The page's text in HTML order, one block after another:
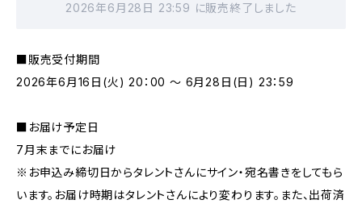
2026年6月28日 23:59 に販売終了しました
■販売受付期間
2026年6月16日(火) 20：00 ～ 6月28日(日) 23：59
■お届け予定日
7月末までにお届け
※お申込み締切日からタレントさんにサイン・宛名書きをしてもら
います。お届け時期はタレントさんにより変わります。また、出荷済